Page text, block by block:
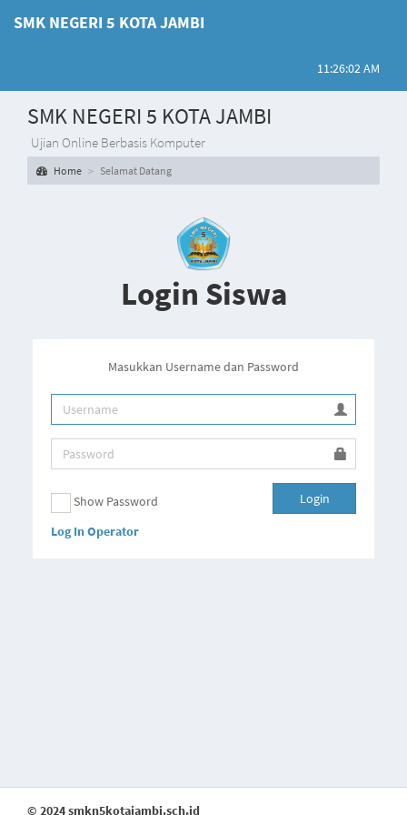
SMK NEGERI 5 KOTA JAMBI
11:26:02 AM
SMK NEGERI 5 KOTA JAMBI
Ujian Online Berbasis Komputer
Home Selamat Datang
Login Siswa
Masukkan Username dan Password
Show Password
Log In Operator
Login
© 2024 smkn5kotajambi.sch.id